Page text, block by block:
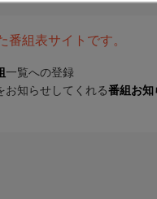
組表サイトです。
一覧への登録
お知らせしてくれる番組お知